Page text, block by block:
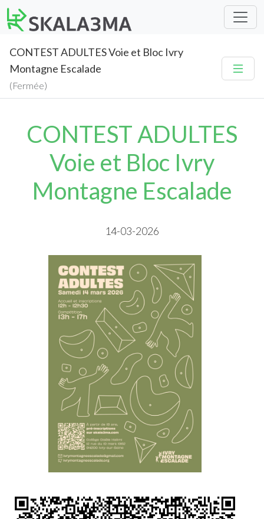
CONTEST ADULTES Voie et Bloc Ivry
Montagne Escalade
(Fermée)
CONTEST ADULTES
Voie et Bloc Ivry
Montagne Escalade
14-03-2026